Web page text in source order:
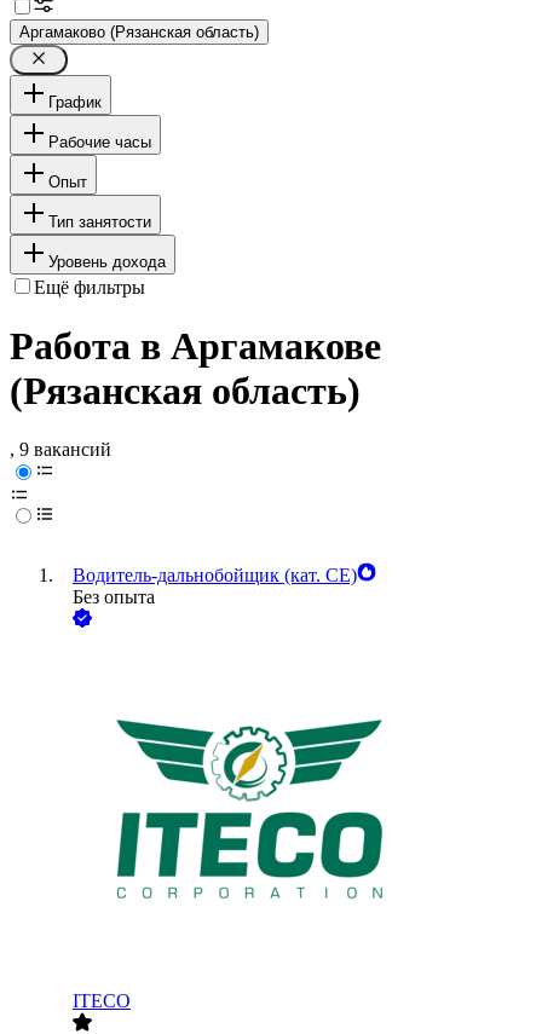
Аргамаково (Рязанская область)
График
Рабочие часы
Опыт
Тип занятости
Уровень дохода
Ещё фильтры
Работа в Аргамакове
(Рязанская область)
, 9 вакансий
Водитель-дальнобойщик (кат. CE)
Без опыта
ITECO